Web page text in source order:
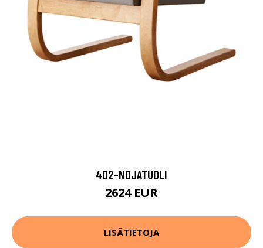
402-NOJATUOLI
2624 EUR
LISÄTIETOJA